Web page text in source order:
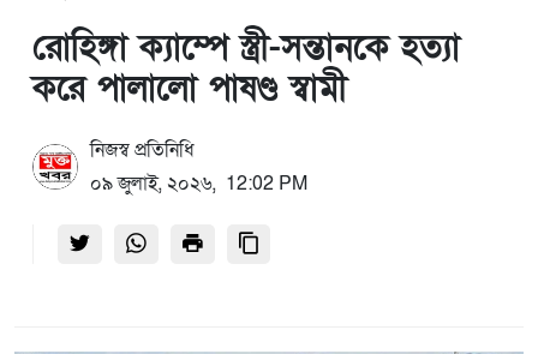
রোহিঙ্গা ক্যাম্পে স্ত্রী-সন্তানকে হত্যা
করে পালালো পাষণ্ড স্বামী
নিজস্ব প্রতিনিধি
০৯ জুলাই, ২০২৬, 12:02 PM